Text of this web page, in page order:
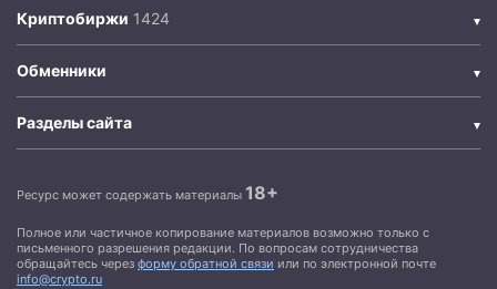
Криптобиржи
Обменники
Разделы сайта
Ресурс может содержать материалы 18+
Полное или частичное копирование материалов возможно только с
письменного разрешения редакции. По вопросам сотрудничества
обращайтесь через форму обратной связи или по электронной почте
info@crypto.ru